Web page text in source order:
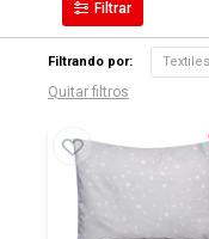
Filtrando por:
Quitar filtros